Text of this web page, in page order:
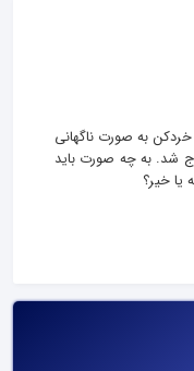
به صورت ناگهانی
شد. به چه صورت باید
یا خیر؟